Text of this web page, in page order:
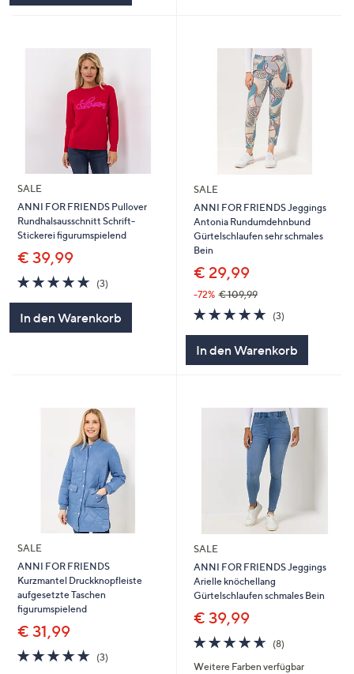
SALE
ANNI FOR FRIENDS Pullover
Rundhalsausschnitt Schrift-
Stickerei figurumspielend
€ 39,99
4.7
von
(3)
In den Warenkorb
SALE
ANNI FOR FRIENDS Jeggings
Antonia Rundumdehnbund
Gürtelschlaufen sehr schmales
Bein
€ 29,99
-72% € 109,99
4.7
von
5
(3)
In den Warenkorb
SALE
ANNI FOR FRIENDS
Kurzmantel Druckknopfleiste
aufgesetzte Taschen
figurumspielend
€ 31,99
4.7
von
(3)
SALE
ANNI FOR FRIENDS Jeggings
Arielle knöchellang
Gürtelschlaufen schmales Bein
€ 39,99
4.6
von
5
(8)
Weitere Farben verfügbar